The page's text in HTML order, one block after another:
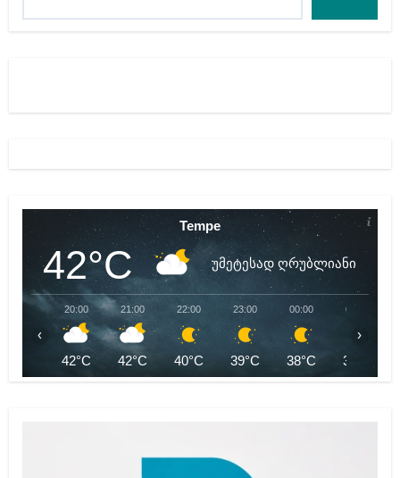
Tempe
42°C უმეტესად ღრუბლიანი
20:00
42°C
21:00
42°C
22:00
40°C
23:00
39°C
00:00
38°C
01:00
38°C
‹ ›